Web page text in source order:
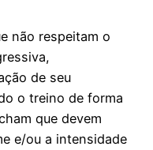
não respeitam o
de seu
o treino de forma
que devem
e/ou a intensidade